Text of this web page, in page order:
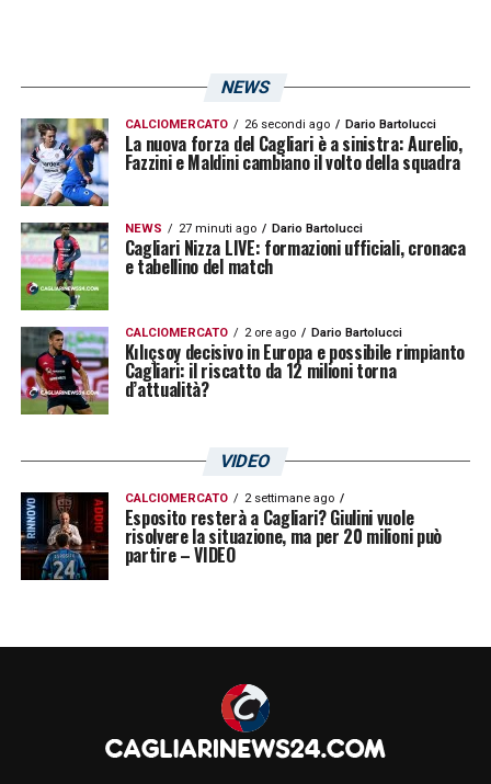
NEWS
CALCIOMERCATO 26 secondi ago Dario Bartolucci
La nuova forza del Cagliari è a sinistra: Aurelio,
Fazzini e Maldini cambiano il volto della squadra
NEWS 27 minuti ago Dario Bartolucci
Cagliari Nizza LIVE: formazioni ufficiali, cronaca
e tabellino del match
CALCIOMERCATO 2 ore ago Dario Bartolucci
Kılıçsoy decisivo in Europa e possibile rimpianto
Cagliari: il riscatto da 12 milioni torna
d’attualità?
VIDEO
CALCIOMERCATO 2 settimane ago
Esposito resterà a Cagliari? Giulini vuole
risolvere la situazione, ma per 20 milioni può
partire – VIDEO